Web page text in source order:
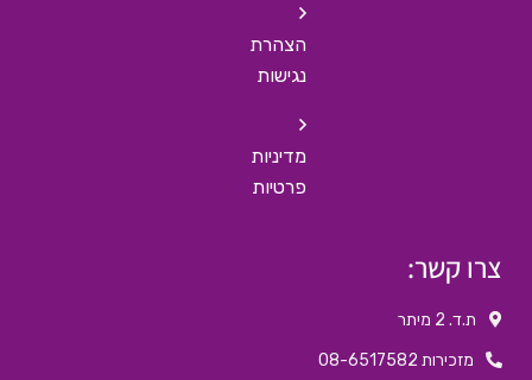
הצהרת
נגישות
מדיניות
פרטיות
צרו קשר:
ת.ד. 2 מיתר
מזכירות 08-6517582